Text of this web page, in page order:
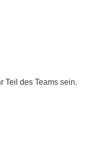
Teil des Teams sein.